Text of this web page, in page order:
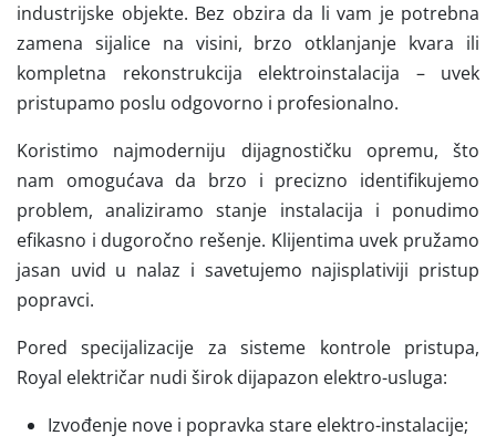
industrijske objekte. Bez obzira da li vam je potrebna
zamena sijalice na visini, brzo otklanjanje kvara ili
kompletna rekonstrukcija elektroinstalacija – uvek
pristupamo poslu odgovorno i profesionalno.
Koristimo najmoderniju dijagnostičku opremu, što
nam omogućava da brzo i precizno identifikujemo
problem, analiziramo stanje instalacija i ponudimo
efikasno i dugoročno rešenje. Klijentima uvek pružamo
jasan uvid u nalaz i savetujemo najisplativiji pristup
popravci.
Pored specijalizacije za sisteme kontrole pristupa,
Royal električar nudi širok dijapazon elektro-usluga:
Izvođenje nove i popravka stare elektro-instalacije;